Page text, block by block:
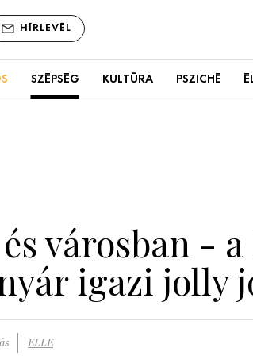
HÍRLEVÉL
SZÉPSÉG KULTÚRA PSZICHÉ
városban -
igazi jolly
ELLE